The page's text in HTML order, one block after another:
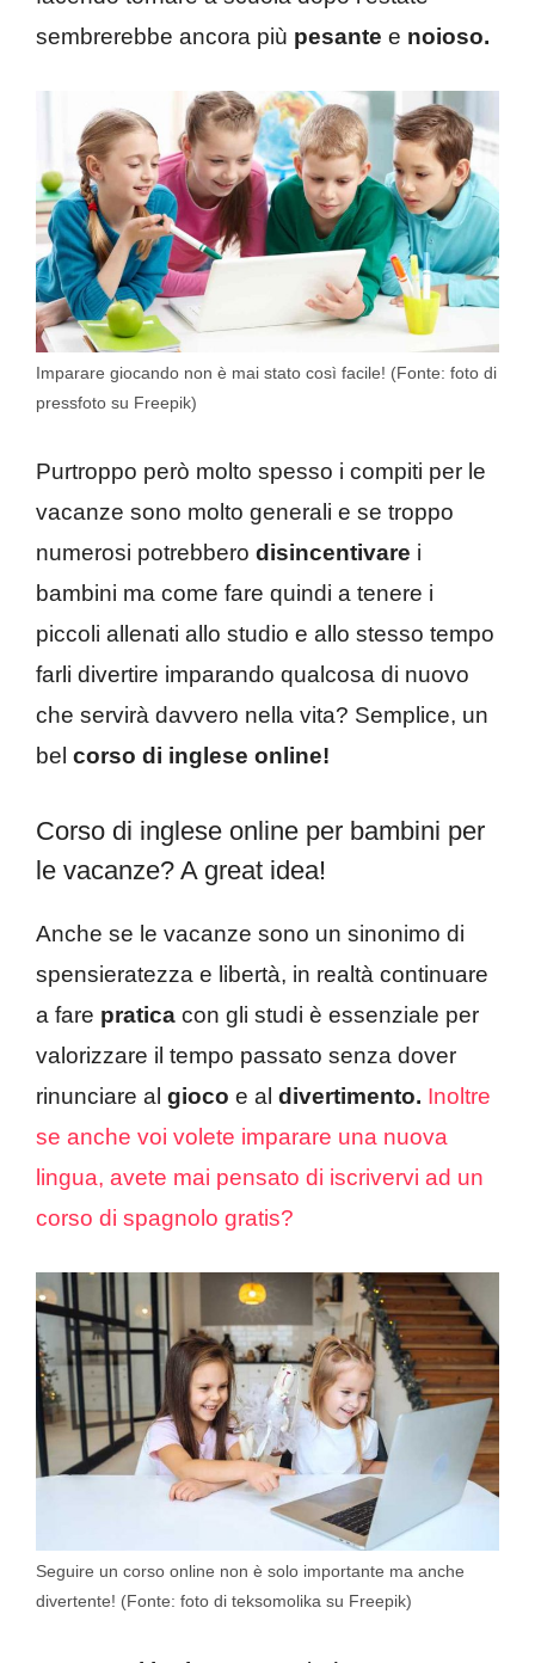
sembrerebbe ancora più pesante e noioso.
Imparare giocando non è mai stato così facile! (Fonte: foto di
pressfoto su Freepik)
Purtroppo però molto spesso i compiti per le
vacanze sono molto generali e se troppo
numerosi potrebbero disincentivare i
bambini ma come fare quindi a tenere i
piccoli allenati allo studio e allo stesso tempo
farli divertire imparando qualcosa di nuovo
che servirà davvero nella vita? Semplice, un
bel corso di inglese online!
Corso di inglese online per bambini per
le vacanze? A great idea!
Anche se le vacanze sono un sinonimo di
spensieratezza e libertà, in realtà continuare
a fare pratica con gli studi è essenziale per
valorizzare il tempo passato senza dover
rinunciare al gioco e al divertimento. Inoltre
se anche voi volete imparare una nuova
lingua, avete mai pensato di iscrivervi ad un
corso di spagnolo gratis?
Seguire un corso online non è solo importante ma anche
divertente! (Fonte: foto di teksomolika su Freepik)